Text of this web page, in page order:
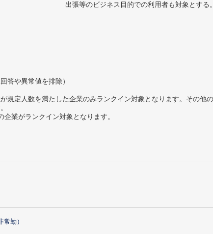
出張等のビジネス目的での利用者も対象とする。
答や異常値を排除）
定人数を満たした企業のみランクイン対象となります。その他
業がランクイン対象となります。
勤）